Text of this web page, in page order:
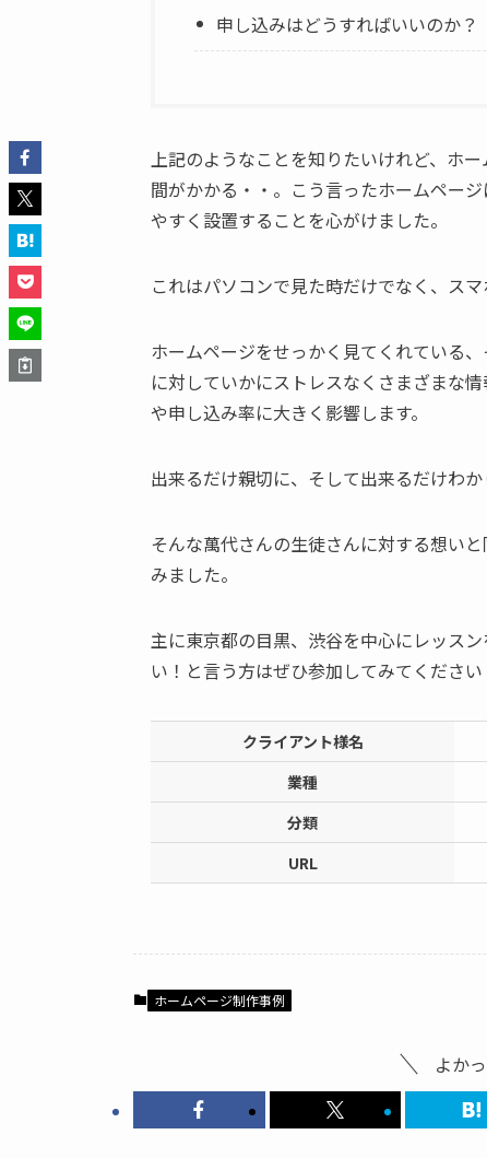
申し込みはどうすればいいのか？
上記のようなことを知りたいけれど、ホ
間がかかる・・。こう言ったホームペー
やすく設置することを心がけました。
これはパソコンで見た時だけでなく、スマ
ホームページをせっかく見てくれている
に対していかにストレスなくさまざまな
や申し込み率に大きく影響します。
出来るだけ親切に、そして出来るだけわか
そんな萬代さんの生徒さんに対する想い
みました。
主に東京都の目黒、渋谷を中心にレッス
い！と言う方はぜひ参加してみてください
クライアント様名
業種
分類
URL
ホームページ制作事例
よか